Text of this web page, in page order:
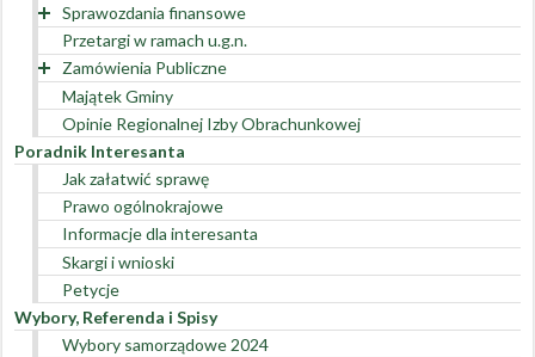
Sprawozdania finansowe
Rok 2022
Rok 2021
Rok 2020
Rok 2019
Rok 2018
Przetargi w ramach u.g.n.
Zamówienia Publiczne
Zamówienia powyżej 130 000 zł
Przetargi Archiwalne
Zamówienia poniżej 130 000 zł
Archiwum
Plan zamówień publicznych
Rejestr umów
Rejestr umów w roku 2023
Rejestr umów w roku 2022
Rejestr umów w roku 2021
Rejestr umów w roku 2020
Rejestr umów w roku 2019
Rejestr umów w roku 2018
Majątek Gminy
Opinie Regionalnej Izby Obrachunkowej
Poradnik Interesanta
Jak załatwić sprawę
Prawo ogólnokrajowe
Informacje dla interesanta
Skargi i wnioski
Petycje
Wybory, Referenda i Spisy
Wybory samorządowe 2024